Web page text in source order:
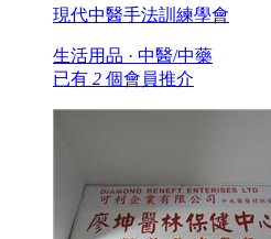
現代中醫手法訓練學會
生活用品 · 中醫/中藥
已有 2 個會員推介